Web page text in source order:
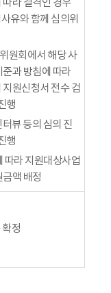
라 결격인 경우
유와 함께 심의위
원회에서 해당 사
과 방침에 따라
원신청서 전수 검
행
뷰 등의 심의 진
행
따라 지원대상사업
액 배정
확정